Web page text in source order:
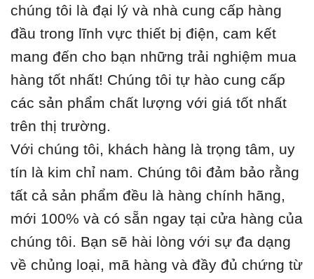
chúng tôi là đại lý và nhà cung cấp hàng
đầu trong lĩnh vực thiết bị điện, cam kết
mang đến cho bạn những trải nghiệm mua
hàng tốt nhất! Chúng tôi tự hào cung cấp
các sản phẩm chất lượng với giá tốt nhất
trên thị trường.
Với chúng tôi, khách hàng là trọng tâm, uy
tín là kim chỉ nam. Chúng tôi đảm bảo rằng
tất cả sản phẩm đều là hàng chính hãng,
mới 100% và có sẵn ngay tại cửa hàng của
chúng tôi. Bạn sẽ hài lòng với sự đa dạng
về chủng loại, mã hàng và đầy đủ chứng từ